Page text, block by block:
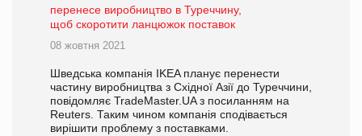
перенесе виробництво в Туреччину,
щоб скоротити ланцюжок поставок
08 жовтня 2021
Шведська компанія IKEA планує перенести
частину виробництва з Східної Азії до Туреччини,
повідомляє TradeMaster.UA з посиланням на
Reuters. Таким чином компанія сподівається
вирішити проблему з поставками.